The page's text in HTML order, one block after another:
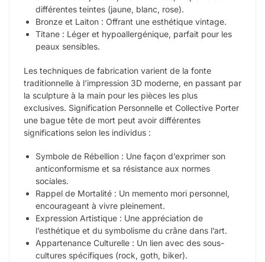
différentes teintes (jaune, blanc, rose).
Bronze et Laiton : Offrant une esthétique vintage.
Titane : Léger et hypoallergénique, parfait pour les
peaux sensibles.
Les techniques de fabrication varient de la fonte
traditionnelle à l’impression 3D moderne, en passant par
la sculpture à la main pour les pièces les plus
exclusives. Signification Personnelle et Collective Porter
une bague tête de mort peut avoir différentes
significations selon les individus :
Symbole de Rébellion : Une façon d’exprimer son
anticonformisme et sa résistance aux normes
sociales.
Rappel de Mortalité : Un memento mori personnel,
encourageant à vivre pleinement.
Expression Artistique : Une appréciation de
l’esthétique et du symbolisme du crâne dans l’art.
Appartenance Culturelle : Un lien avec des sous-
cultures spécifiques (rock, goth, biker).